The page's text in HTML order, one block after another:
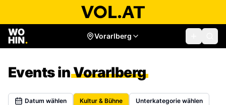
Vorarlberg
Events inVorarlberg
Datum wählen Kultur & Bühne Unterkategorie wählen